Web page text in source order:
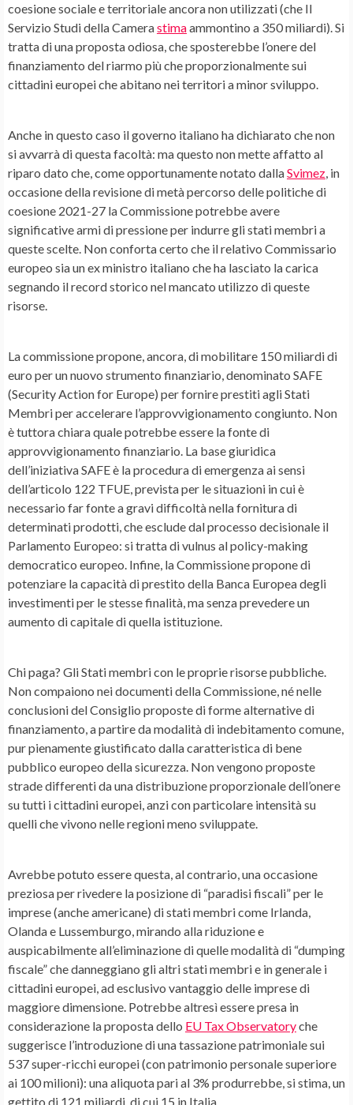
coesione sociale e territoriale ancora non utilizzati (che Il
Servizio Studi della Camerastimaammontino a 350 miliardi). Si
tratta di una proposta odiosa, che sposterebbe l’onere del
finanziamento del riarmo più che proporzionalmente sui
cittadini europei che abitano nei territori a minor sviluppo.
Anche in questo caso il governo italiano ha dichiarato che non
si avvarrà di questa facoltà: ma questo non mette affatto al
riparo dato che, come opportunamente notato dallaSvimez, in
occasione della revisione di metà percorso delle politiche di
coesione 2021-27 la Commissione potrebbe avere
significative armi di pressione per indurre gli stati membri a
queste scelte. Non conforta certo che il relativo Commissario
europeo sia un ex ministro italiano che ha lasciato la carica
segnando il record storico nel mancato utilizzo di queste
risorse.
La commissione propone, ancora, di mobilitare 150 miliardi di
euro per un nuovo strumento finanziario, denominato SAFE
(Security Action for Europe) per fornire prestiti agli Stati
Membri per accelerare l’approvvigionamento congiunto. Non
è tuttora chiara quale potrebbe essere la fonte di
approvvigionamento finanziario. La base giuridica
dell’iniziativa SAFE è la procedura di emergenza ai sensi
dell’articolo 122 TFUE, prevista per le situazioni in cui è
necessario far fonte a gravi difficoltà nella fornitura di
determinati prodotti, che esclude dal processo decisionale il
Parlamento Europeo: si tratta di vulnus al policy-making
democratico europeo. Infine, la Commissione propone di
potenziare la capacità di prestito della Banca Europea degli
investimenti per le stesse finalità, ma senza prevedere un
aumento di capitale di quella istituzione.
Chi paga? Gli Stati membri con le proprie risorse pubbliche.
Non compaiono nei documenti della Commissione, né nelle
conclusioni del Consiglio proposte di forme alternative di
finanziamento, a partire da modalità di indebitamento comune,
pur pienamente giustificato dalla caratteristica di bene
pubblico europeo della sicurezza. Non vengono proposte
strade differenti da una distribuzione proporzionale dell’onere
su tutti i cittadini europei, anzi con particolare intensità su
quelli che vivono nelle regioni meno sviluppate.
Avrebbe potuto essere questa, al contrario, una occasione
preziosa per rivedere la posizione di “paradisi fiscali” per le
imprese (anche americane) di stati membri come Irlanda,
Olanda e Lussemburgo, mirando alla riduzione e
auspicabilmente all’eliminazione di quelle modalità di “dumping
fiscale” che danneggiano gli altri stati membri e in generale i
cittadini europei, ad esclusivo vantaggio delle imprese di
maggiore dimensione. Potrebbe altresì essere presa in
considerazione la proposta dello EU Tax Observatoryche
suggerisce l’introduzione di una tassazione patrimoniale sui
537 super-ricchi europei (con patrimonio personale superiore
ai 100 milioni): una aliquota pari al 3% produrrebbe, si stima, un
gettito di 121 miliardi, di cui 15 in Italia.